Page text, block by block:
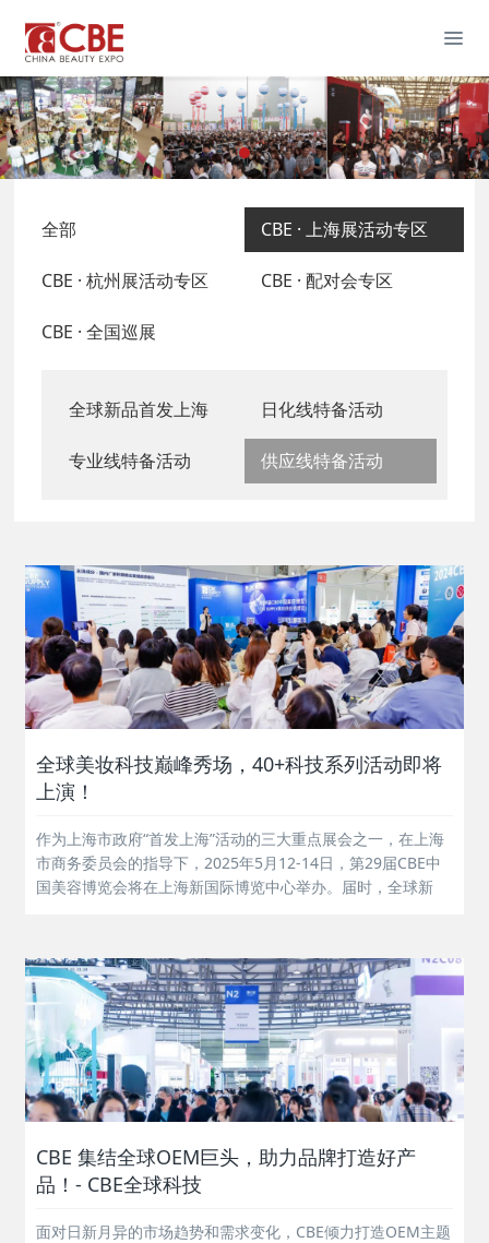
全部 CBE · 上海展活动专区
CBE · 杭州展活动专区 CBE · 配对会专区
CBE · 全国巡展
全球新品首发上海 日化线特备活动
专业线特备活动 供应线特备活动
全球美妆科技巅峰秀场，40+科技系列活动即将
上演！
作为上海市政府“首发上海”活动的三大重点展会之一，在上海
市商务委员会的指导下，2025年5月12-14日，第29届CBE中
国美容博览会将在上海新国际博览中心举办。届时，全球新
围内，更多跨学科...
CBE 集结全球OEM巨头，助力品牌打造好产
品！- CBE全球科技
面对日新月异的市场趋势和需求变化，CBE倾力打造OEM主题